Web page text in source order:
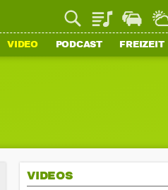
PlaylistStaupilot
VIDEO PODCAST FREIZEIT
VIDEOS